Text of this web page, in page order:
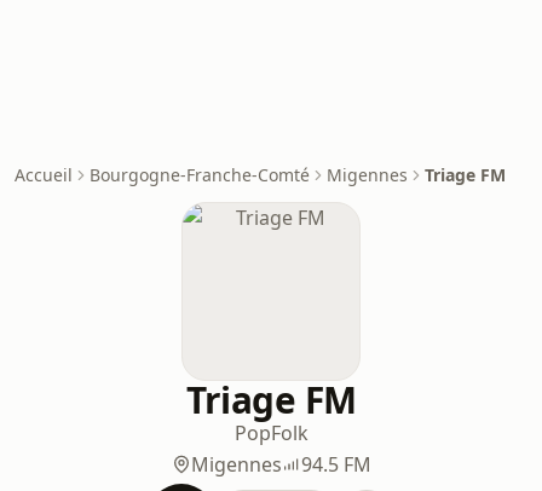
Accueil Bourgogne-Franche-Comté Migennes Triage FM
Triage FM
PopFolk
Migennes
94.5 FM